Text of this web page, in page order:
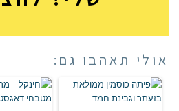
אולי תאהבו גם: